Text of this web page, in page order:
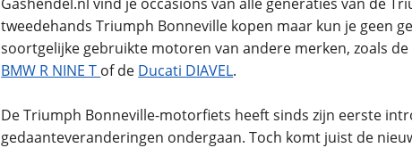
tweedehands Triumph Bonneville kopen maar kun je geen
BMW R NINE T of de Ducati DIAVEL.
De Triumph Bonneville-motorfiets heeft sinds zijn eerste
gedaanteveranderingen ondergaan. Toch komt juist de